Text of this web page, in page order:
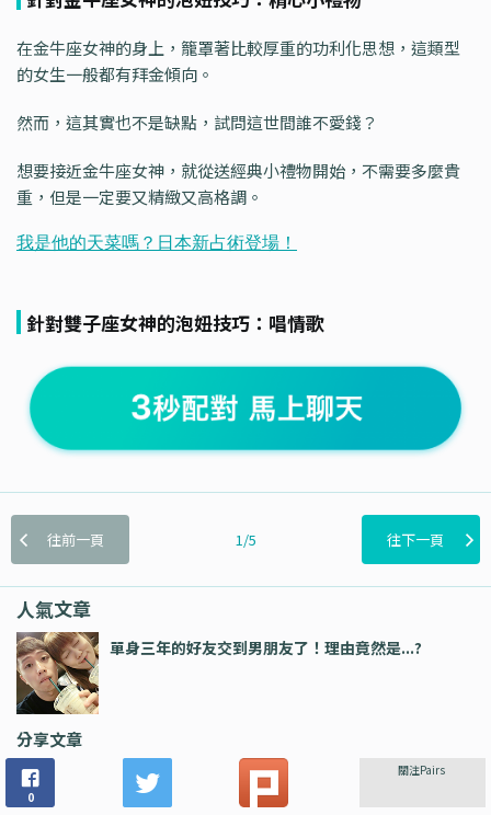
在金牛座女神的身上，籠罩著比較厚重的功利化思想，這類型
的女生一般都有拜金傾向。
然而，這其實也不是缺點，試問這世間誰不愛錢？
想要接近金牛座女神，就從送經典小禮物開始，不需要多麼貴
重，但是一定要又精緻又高格調。
針對雙子座女神的泡妞技巧：唱情歌
往前一頁 1/5 往下一頁
人氣文章
單身三年的好友交到男朋友了！理由竟然是...?
分享文章
0
關注Pairs